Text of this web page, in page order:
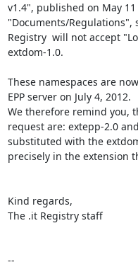
v1.4", published on May
"Documents/Regulations",
Registry  will not accept
extdom-1.0.
These namespaces are
EPP server on July 4, 2012.
We therefore remind you,
request are: extepp-2.0
substituted with the
precisely in the extension
Kind regards,
The .it Registry staff